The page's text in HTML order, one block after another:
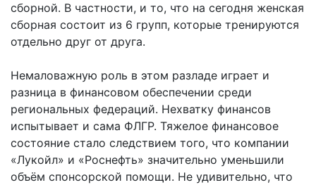
сборной. В частности, и то, что на сегодня женская
сборная состоит из 6 групп, которые тренируются
отдельно друг от друга.
Немаловажную роль в этом разладе играет и
разница в финансовом обеспечении среди
региональных федераций. Нехватку финансов
испытывает и сама ФЛГР. Тяжелое финансовое
состояние стало следствием того, что компании
«Лукойл» и «Роснефть» значительно уменьшили
объём спонсорской помощи. Не удивительно, что